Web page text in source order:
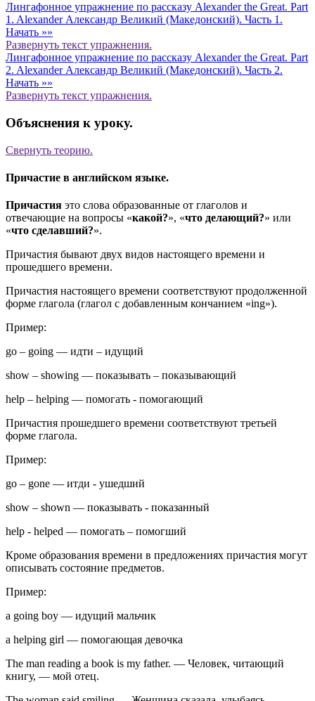
Лингафонное упражнение по рассказу Alexander the Great. Part
1. Alexander Александр Великий (Македонский). Часть 1.
Начать »»
Развернуть текст упражнения.
Лингафонное упражнение по рассказу Alexander the Great. Part
2. Alexander Александр Великий (Македонский). Часть 2.
Начать »»
Развернуть текст упражнения.
Объяснения к уроку.
Свернуть теорию.
Причастие в английском языке.
Причастия это слова образованные от глаголов и
отвечающие на вопросы «какой?», «что делающий?» или
«что сделавший?».
Причастия бывают двух видов настоящего времени и
прошедшего времени.
Причастия настоящего времени соответствуют продолженной
форме глагола (глагол с добавленным кончанием «ing»).
Пример:
go – going — идти – идущий
show – showing — показывать – показывающий
help – helping — помогать - помогающий
Причастия прошедшего времени соответствуют третьей
форме глагола.
Пример:
go – gone — итди - ушедший
show – shown — показывать - показанный
help - helped — помогать – помогший
Кроме образования времени в предложениях причастия могут
описывать состояние предметов.
Пример:
a going boy — идущий мальчик
a helping girl — помогающая девочка
The man reading a book is my father. — Человек, читающий
книгу, — мой отец.